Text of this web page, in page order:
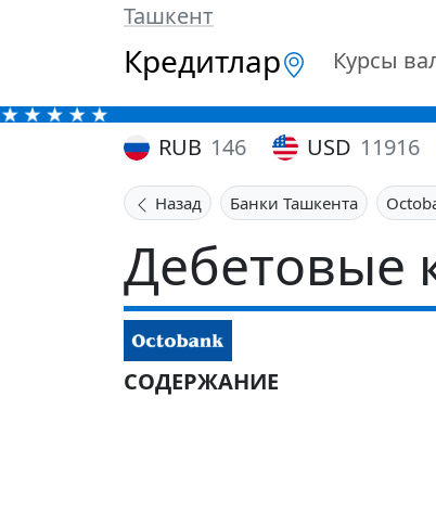
Ташкент
Кредитлар Курсы
RUB 146 USD 11916
Назад Банки Ташкента
Дебетовые
СОДЕРЖАНИЕ